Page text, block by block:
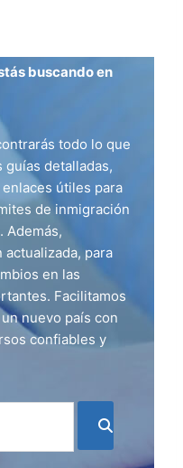
buscando en
todo lo que
guías detalladas,
útiles para
de inmigración
Además,
para
en las
Facilitamos
nuevo país con
confiables y